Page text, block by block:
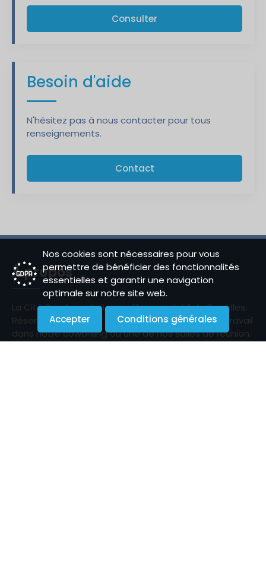
Nos cookies sont nécessaires pour vous
permettre de bénéficier des fonctionnalités
essentielles et garantir une navigation
optimale sur notre site web.
Accepter Conditions générales
Consulter
Besoin d'aide
N'hésitez pas à nous contacter pour tous
renseignements.
Contact
À propos
La Cité Des Associations, pôle associatif de Bruxelles.
Réservez facilement une ou plusieurs places de travail
dans notre coworking ou une de nos salles de réunion.